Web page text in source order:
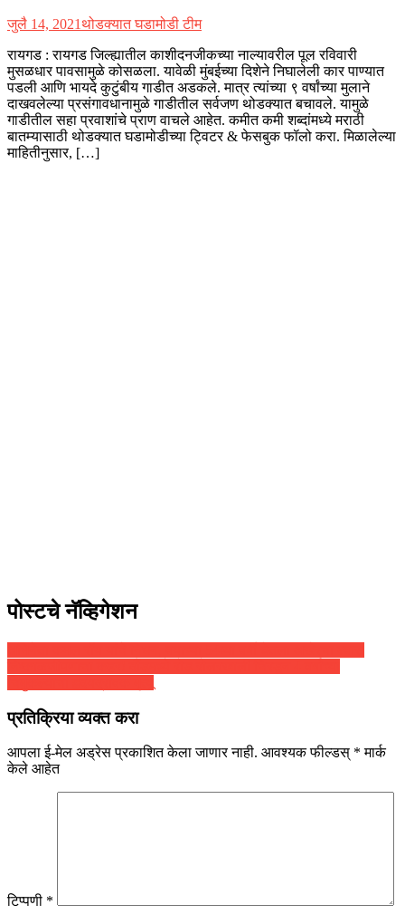
जुलै 14, 2021थोडक्यात घडामोडी टीम
रायगड : रायगड जिल्ह्यातील काशीदनजीकच्या नाल्यावरील पूल रविवारी
मुसळधार पावसामुळे कोसळला. यावेळी मुंबईच्या दिशेने निघालेली कार पाण्यात
पडली आणि भायदे कुटुंबीय गाडीत अडकले. मात्र त्यांच्या ९ वर्षांच्या मुलाने
दाखवलेल्या प्रसंगावधानामुळे गाडीतील सर्वजण थोडक्यात बचावले. यामुळे
गाडीतील सहा प्रवाशांचे प्राण वाचले आहेत. कमीत कमी शब्दांमध्ये मराठी
बातम्यासाठी थोडक्यात घडामोडीच्या ट्विटर & फेसबुक फॉलो करा. मिळालेल्या
माहितीनुसार, […]
पोस्टचे नॅव्हिगेशन
प्रतिक्रिया व्यक्त करा
आपला ई-मेल अड्रेस प्रकाशित केला जाणार नाही. आवश्यक फील्डस् * मार्क
केले आहेत
टिप्पणी *